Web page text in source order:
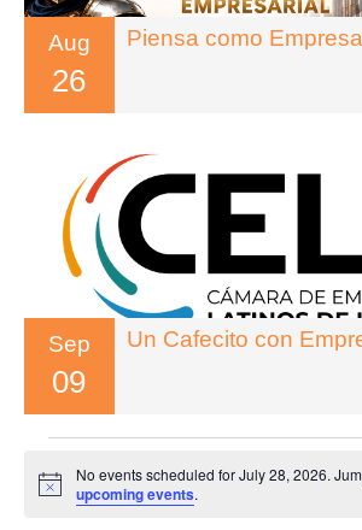
Aug
26
Sep
09
FOR
Notice
No events scheduled for July 28, 2026.
upcoming events.